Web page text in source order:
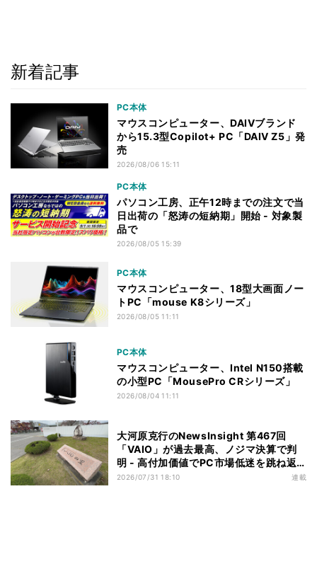
新着記事
PC本体
マウスコンピューター、DAIVブランド
から15.3型Copilot+ PC「DAIV Z5」発
売
2026/08/06 15:11
PC本体
パソコン工房、正午12時までの注文で当
日出荷の「怒涛の短納期」開始 - 対象製
品で
2026/08/05 15:39
PC本体
マウスコンピューター、18型大画面ノー
トPC「mouse K8シリーズ」
2026/08/05 11:11
PC本体
マウスコンピューター、Intel N150搭載
の小型PC「MousePro CRシリーズ」
2026/08/04 11:11
大河原克行のNewsInsight 第467回
「VAIO」が過去最高、ノジマ決算で判
明 - 高付加価値でPC市場低迷を跳ね返
す
2026/07/31 18:10 連載